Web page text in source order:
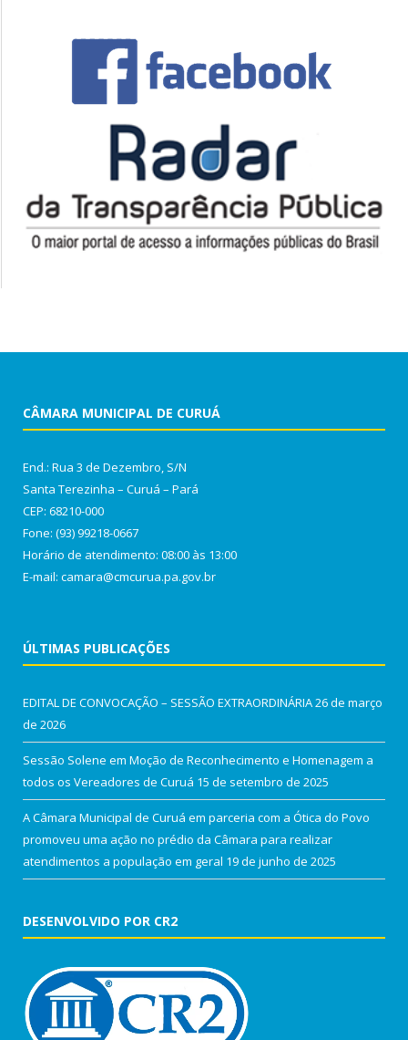
CÂMARA MUNICIPAL DE CURUÁ
End.: Rua 3 de Dezembro, S/N
Santa Terezinha – Curuá – Pará
CEP: 68210-000
Fone: (93) 99218-0667
Horário de atendimento: 08:00 às 13:00
E-mail: camara@cmcurua.pa.gov.br
ÚLTIMAS PUBLICAÇÕES
EDITAL DE CONVOCAÇÃO – SESSÃO EXTRAORDINÁRIA26 de março
de 2026
Sessão Solene em Moção de Reconhecimento e Homenagem a
todos os Vereadores de Curuá 15 de setembro de 2025
A Câmara Municipal de Curuá em parceria com a Ótica do Povo
promoveu uma ação no prédio da Câmara para realizar
atendimentos a população em geral 19 de junho de 2025
DESENVOLVIDO POR CR2